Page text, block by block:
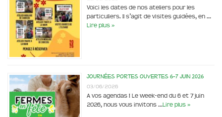
Voici les dates de nos ateliers pour les
particuliers. Il s’agit de visites guidées, en …
Lire plus »
Journées portes ouvertes 6-7 juin 2026
03/06/2026
A vos agendas ! Le week-end du 6 et 7 juin
2026, nous vous invitons …Lire plus »